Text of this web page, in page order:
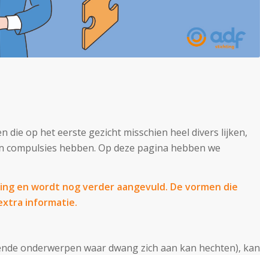
die op het eerste gezicht misschien heel divers lijken,
hebben. Op deze pagina hebben we
en wordt nog verder aangevuld. De vormen die
informatie.
onderwerpen waar dwang zich aan kan hechten), kan